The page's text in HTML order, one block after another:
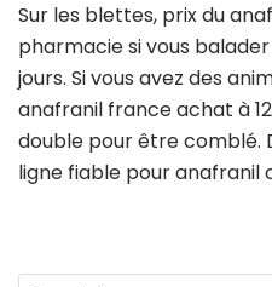
Sur les blettes, prix du
pharmacie si vous
jours. Si vous avez des
anafranil france achat à
double pour être comblé.
ligne fiable pour anafranil